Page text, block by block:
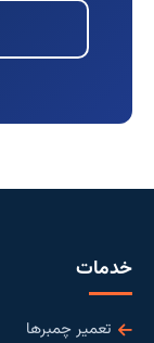
خدمات
تعمیر چمبرها